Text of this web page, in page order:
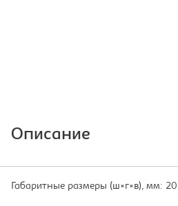
Описание
Габаритные размеры (ш×г×в), мм: